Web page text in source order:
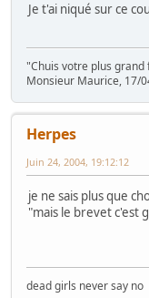
Je t'ai niqué sur ce
"Chuis votre plus grand
Monsieur Maurice, 17/
Herpes
Juin 24, 2004, 19:12:12
je ne sais plus que
"mais le brevet c'est
dead girls never say no